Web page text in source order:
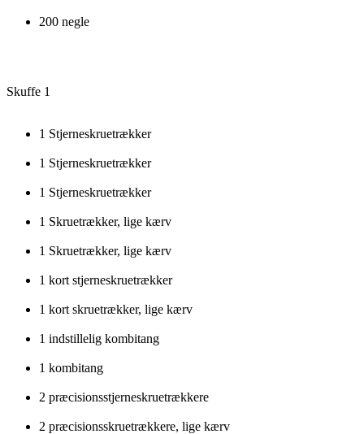
200 negle
Skuffe 1
1 Stjerneskruetrækker
1 Stjerneskruetrækker
1 Stjerneskruetrækker
1 Skruetrækker, lige kærv
1 Skruetrækker, lige kærv
1 kort stjerneskruetrækker
1 kort skruetrækker, lige kærv
1 indstillelig kombitang
1 kombitang
2 præcisionsstjerneskruetrækkere
2 præcisionsskruetrækkere, lige kærv